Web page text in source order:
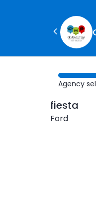
Agency
fiesta
Ford